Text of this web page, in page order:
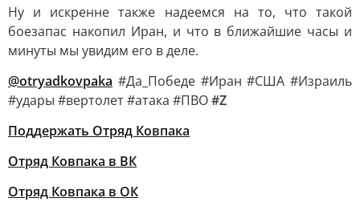
Ну и искренне также надеемся на то, что такой
боезапас накопил Иран, и что в ближайшие часы и
минуты мы увидим его в деле.
@otryadkovpaka #Да_Победе #Иран #США #Израиль
#удары #вертолет #атака #ПВО#Z
Поддержать Отряд Ковпака
Отряд Ковпака в ВК
Отряд Ковпака в ОК